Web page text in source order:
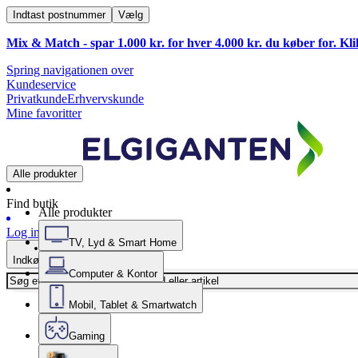
Indtast postnummer Vælg
Mix & Match - spar 1.000 kr. for hver 4.000 kr. du køber for.
Spring navigationen over
Kundeservice
PrivatkundeErhvervskunde
Mine favoritter
Alle produkter
Find butik
Log ind
Indkøbskurv
Alle produkter
TV, Lyd & Smart Home
Computer & Kontor
Mobil, Tablet & Smartwatch
Gaming